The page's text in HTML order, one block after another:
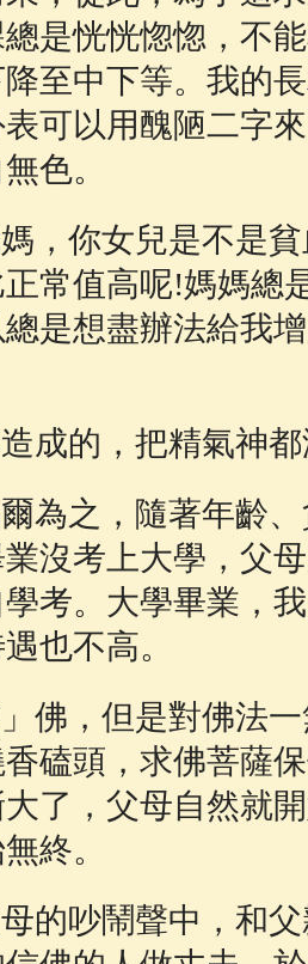
是恍恍惚惚，不
至中下等。我的
可以用醜陋二字
色。
，你女兒是不是貧
常值高呢!媽媽總
是想盡辦法給我
成的，把精氣神
為之，隨著年齡
沒考上大學，父
考。大學畢業，
也不高。
佛，但是對佛法
磕頭，求佛菩薩
了，父母自然就
終。
的吵鬧聲中，和